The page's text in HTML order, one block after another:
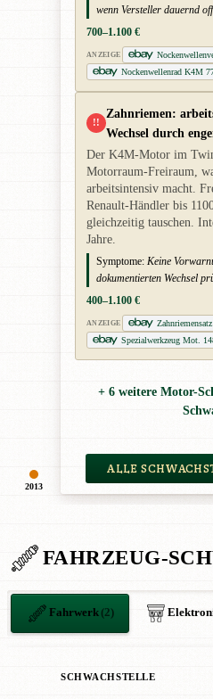
2013
wenn Versteller dauernd
700–1.100 €
ANZEIGE
Nockenwellenrad K4M
!!
Zahnriemen:
Wechsel durch
Der K4M-Motor im
Motorraum-Freiraum,
arbeitsintensiv macht.
Renault-Händler bis
gleichzeitig tauschen.
Jahre.
Symptome: Keine
dokumentierten Wechsel
400–1.100 €
ANZEIGE
Spezialwerkzeug Mot.
+ 6 weitere Motor-
ALLE
FAHRZEUG-
Fahrwerk(2)
SCHWACHSTELLE